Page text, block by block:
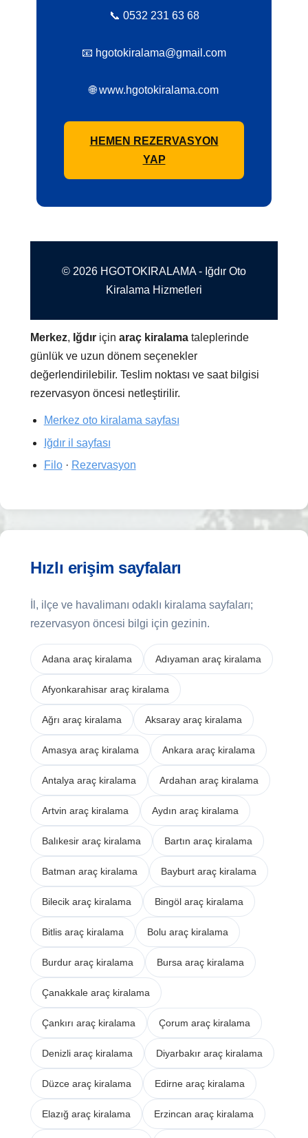
📞 0532 231 63 68
📧 hgotokiralama@gmail.com
🌐 www.hgotokiralama.com
HEMEN REZERVASYON
YAP
© 2026 HGOTOKIRALAMA - Iğdır Oto
Kiralama Hizmetleri
Merkez, Iğdır içinaraç kiralama taleplerinde
günlük ve uzun dönem seçenekler
değerlendirilebilir. Teslim noktası ve saat bilgisi
rezervasyon öncesi netleştirilir.
Merkez oto kiralama sayfası
Iğdır il sayfası
Filo· Rezervasyon
Hızlı erişim sayfaları
İl, ilçe ve havalimanı odaklı kiralama sayfaları;
rezervasyon öncesi bilgi için gezinin.
Adana araç kiralama Adıyaman araç kiralama
Afyonkarahisar araç kiralama
Ağrı araç kiralama Aksaray araç kiralama
Amasya araç kiralama Ankara araç kiralama
Antalya araç kiralama Ardahan araç kiralama
Artvin araç kiralama Aydın araç kiralama
Balıkesir araç kiralama Bartın araç kiralama
Batman araç kiralama Bayburt araç kiralama
Bilecik araç kiralama Bingöl araç kiralama
Bitlis araç kiralama Bolu araç kiralama
Burdur araç kiralama Bursa araç kiralama
Çanakkale araç kiralama
Çankırı araç kiralama Çorum araç kiralama
Denizli araç kiralama Diyarbakır araç kiralama
Düzce araç kiralama Edirne araç kiralama
Elazığ araç kiralama Erzincan araç kiralama